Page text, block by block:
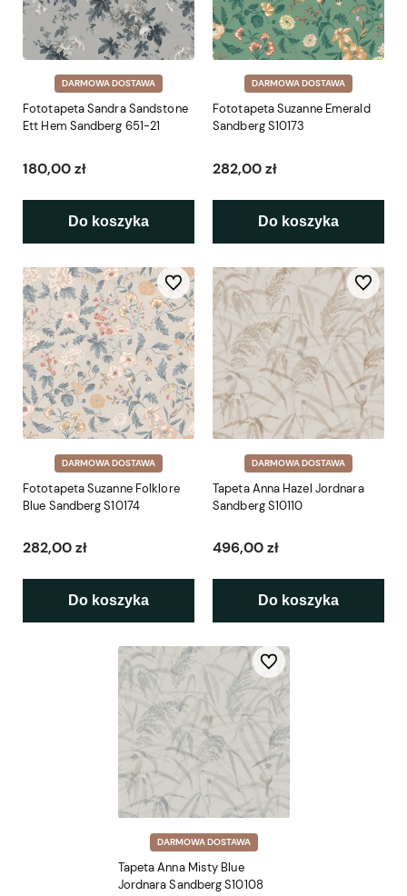
DARMOWA DOSTAWA
Fototapeta Sandra Sandstone
Ett Hem Sandberg 651-21
180,00 zł
Do koszyka
DARMOWA DOSTAWA
Fototapeta Suzanne Emerald
Sandberg S10173
282,00 zł
Do koszyka
DARMOWA DOSTAWA
Fototapeta Suzanne Folklore
Blue Sandberg S10174
282,00 zł
Do koszyka
Do ulubionych
DARMOWA DOSTAWA
Tapeta Anna Hazel Jordnara
Sandberg S10110
496,00 zł
Do koszyka
Do
DARMOWA DOSTAWA
Tapeta Anna Misty Blue
Jordnara Sandberg S10108
Do ulubionych